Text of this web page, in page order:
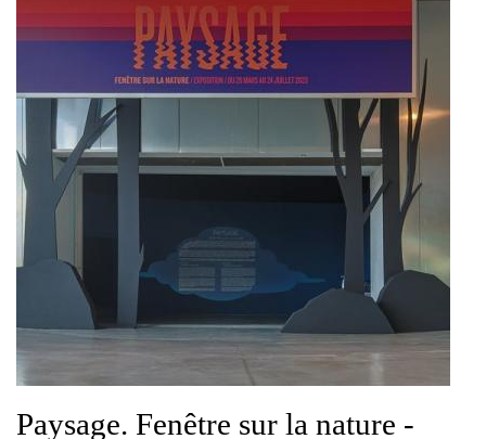
Paysage. Fenêtre sur la nature -